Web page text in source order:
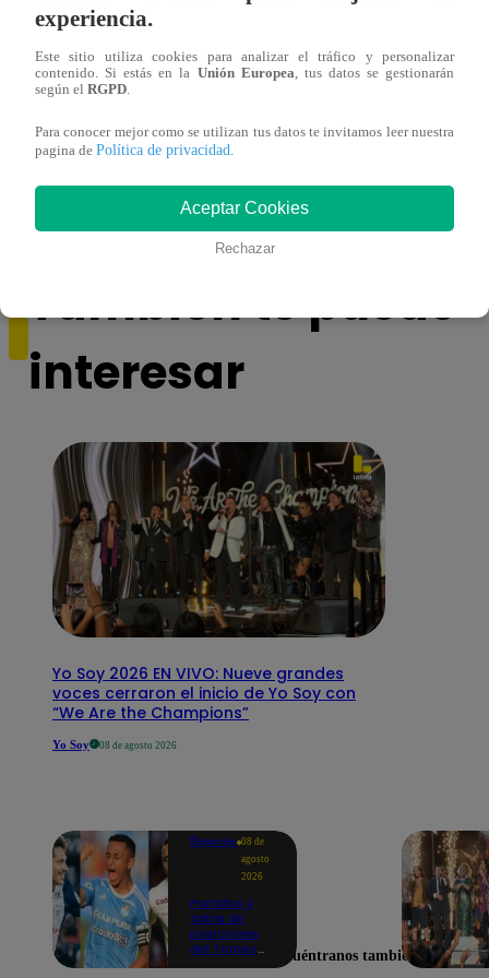
Pollería Kely’s: 20 años poniéndole más
También te puede
interesar
Yo Soy 2026 EN VIVO: Nueve grandes
voces cerraron el inicio de Yo Soy con
“We Are the Champions”
Yo Soy 08 de agosto 2026
Deportes 08 de
agosto
2026
Partidos y
tabla de
posiciones
del Torneo
experiencia.
Este sitio utiliza cookies para analizar el tráfico y personalizar
contenido. Si estás en la Unión Europea , tus datos se gestionarán
según el RGPD
Para conocer mejor como se utilizan tus datos te invitamos leer nuestra
pagina de Política de privacidad
Aceptar Cookies
Rechazar
Encuéntranos también en